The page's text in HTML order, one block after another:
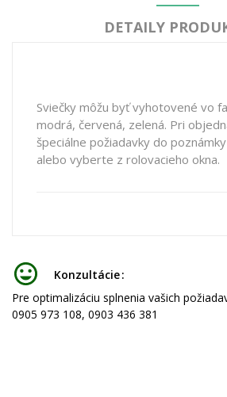
DETAILY
Sviečky môžu byť vyhotovené vo
modrá, červená, zelená. Pri
špeciálne požiadavky do
alebo vyberte z rolovacieho okna.
Konzultácie
Pre optimalizáciu splnenia vašich
0905 973 108, 0903 436 381